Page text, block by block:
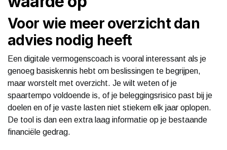
Voor wie meer overzicht dan
advies nodig heeft
Een digitale vermogenscoach is vooral interessant als je
genoeg basiskennis hebt om beslissingen te begrijpen,
maar worstelt met overzicht. Je wilt weten of je
spaartempo voldoende is, of je beleggingsrisico past bij je
doelen en of je vaste lasten niet stiekem elk jaar oplopen.
De tool is dan een extra laag informatie op je bestaande
financiële gedrag.